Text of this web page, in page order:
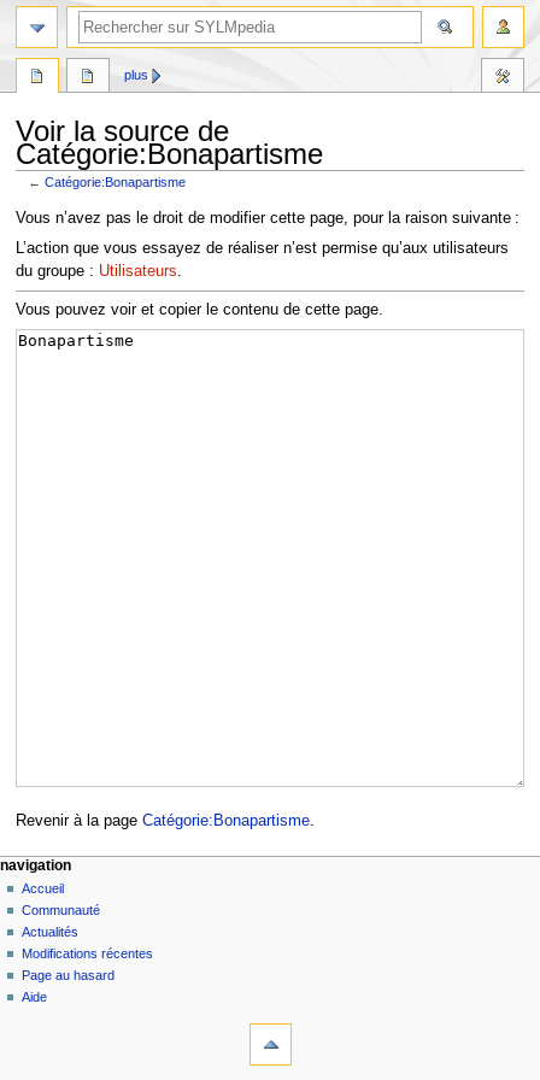
Voir la source de
Catégorie:Bonapartisme
←Catégorie:Bonapartisme
Aller
à
la
navigation
Aller
à
la
recherche
Vous n’avez pas le droit de modifier cette page, pour la raison suivante :
L’action que vous essayez de réaliser n’est permise qu’aux utilisateurs
du groupe : Utilisateurs.
Vous pouvez voir et copier le contenu de cette page.
Revenir à la page Catégorie:Bonapartisme.
plus
navigation
Accueil
Communauté
Actualités
Modifications récentes
Page au hasard
Aide